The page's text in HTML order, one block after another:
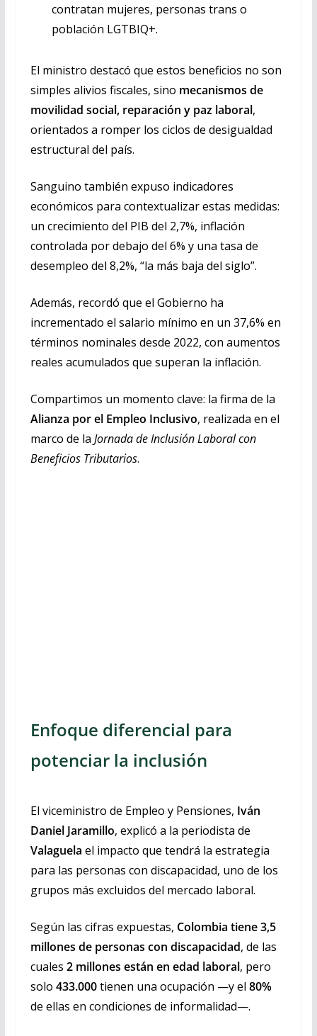
contratan mujeres, personas trans o
población LGTBIQ+.
El ministro destacó que estos beneficios no son
simples alivios fiscales, sino mecanismos de
movilidad social, reparación y paz laboral,
orientados a romper los ciclos de desigualdad
estructural del país.
Sanguino también expuso indicadores
económicos para contextualizar estas medidas:
un crecimiento del PIB del 2,7%, inflación
controlada por debajo del 6% y una tasa de
desempleo del 8,2%, “la más baja del siglo”.
Además, recordó que el Gobierno ha
incrementado el salario mínimo en un 37,6% en
términos nominales desde 2022, con aumentos
reales acumulados que superan la inflación.
Compartimos un momento clave: la firma de la
Alianza por el Empleo Inclusivo, realizada en el
marco de la Jornada de Inclusión Laboral con
Beneficios Tributarios.
Enfoque diferencial para
potenciar la inclusión
El viceministro de Empleo y Pensiones, Iván
Daniel Jaramillo, explicó a la periodista de
Valaguela el impacto que tendrá la estrategia
para las personas con discapacidad, uno de los
grupos más excluidos del mercado laboral.
Según las cifras expuestas, Colombia tiene 3,5
millones de personas con discapacidad, de las
cuales 2 millones están en edad laboral, pero
solo 433.000tienen una ocupación —y el 80%
de ellas en condiciones de informalidad—.